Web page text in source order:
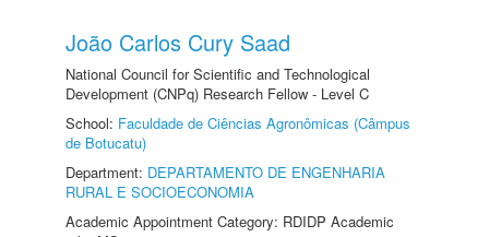
João Carlos Cury Saad
National Council for Scientific and Technological
Development (CNPq) Research Fellow - Level C
School: Faculdade de Ciências Agronômicas (Câmpus
de Botucatu)
Department: DEPARTAMENTO DE ENGENHARIA
RURAL E SOCIOECONOMIA
Academic Appointment Category: RDIDP Academic